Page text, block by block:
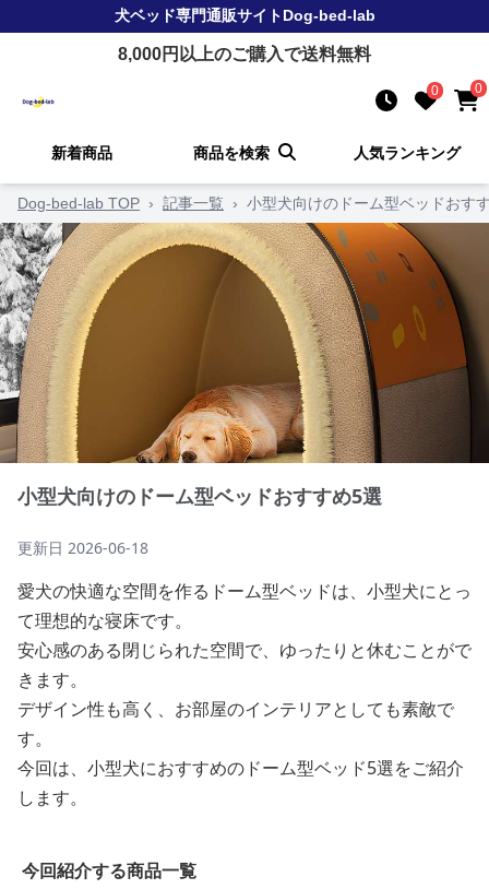
犬ベッド専門通販サイトDog-bed-lab
8,000円以上のご購入で送料無料
0 0
新着商品 商品を検索 人気ランキング
Dog-bed-lab TOP › 記事一覧 › 小型犬向けのドーム型ベッドおす
小型犬向けのドーム型ベッドおすすめ5選
更新日 2026-06-18
愛犬の快適な空間を作るドーム型ベッドは、小型犬にとっ
て理想的な寝床です。
安心感のある閉じられた空間で、ゆったりと休むことがで
きます。
デザイン性も高く、お部屋のインテリアとしても素敵で
す。
今回は、小型犬におすすめのドーム型ベッド5選をご紹介
します。
今回紹介する商品一覧